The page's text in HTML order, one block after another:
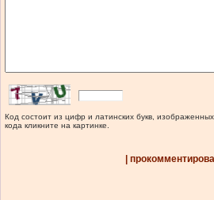
Код состоит из цифр и латинских букв,
кода кликните на картинке.
|